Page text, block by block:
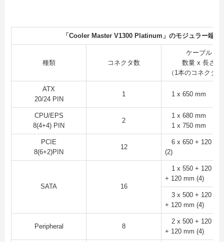
「Cooler Master V1300 Platinum」のモジュラー端子
種類 コネクタ数
ケーブル
数量 x 長さ
（1本のコネクタ
ATX
20/24 PIN
1 1 x 650 mm
CPU/EPS
8(4+4) PIN
2
1 x 680 mm
1 x 750 mm
PCIE
8(6+2)PIN
12
6 x 650 + 120 mm
(2)
SATA 16
1 x 550 + 120 +
+ 120 mm (4)
3 x 500 + 120 +
+ 120 mm (4)
Peripheral 8
2 x 500 + 120 +
+ 120 mm (4)